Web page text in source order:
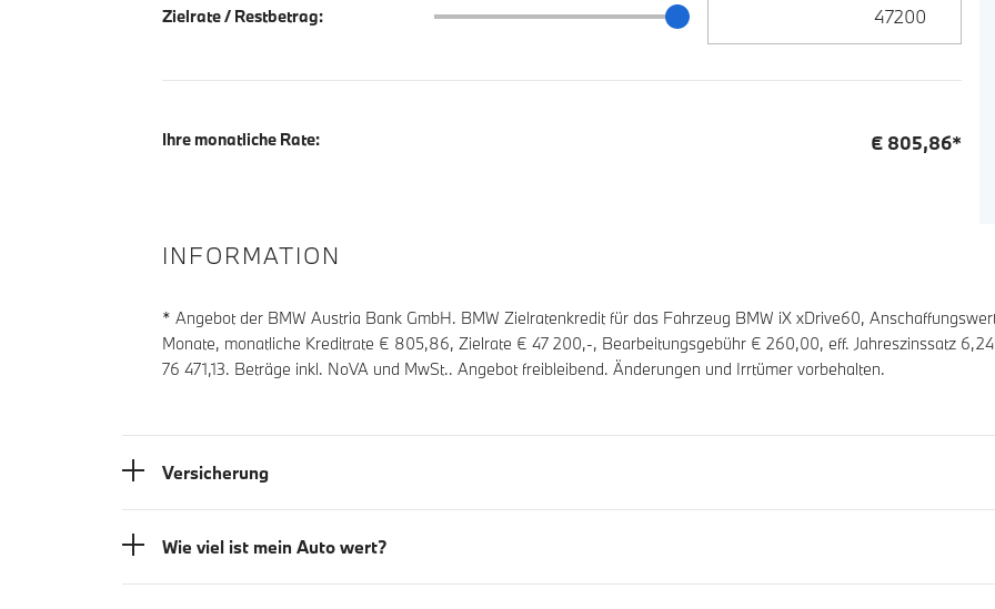
Zielrate / Restbetrag: Zielrate / Restbetrag Schieberegler
Ihre monatliche Rate: € 805,86*
INFORMATION
* Angebot der BMW Austria Bank GmbH. BMW Zielratenkredit für das Fahrzeug BMW iX xDrive60,
Monate, monatliche Kreditrate € 805,86, Zielrate € 47 200,-, Bearbeitungsgebühr € 260,00, eff. Jahreszinssatz 6,24
76 471,13. Beträge inkl. NoVA und MwSt.. Angebot freibleibend. Änderungen und Irrtümer vorbehalten.
Versicherung
Wie viel ist mein Auto wert?